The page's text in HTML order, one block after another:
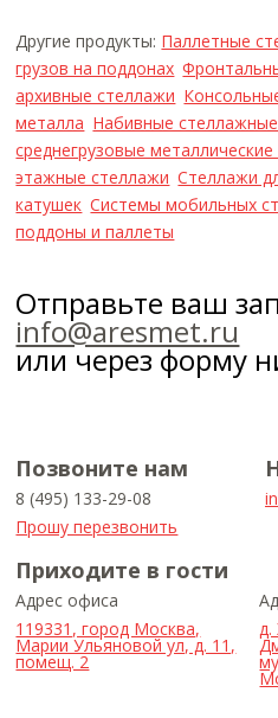
Другие продукты: Паллетные
грузов на поддонах
архивные стеллажи
металла Набивные
среднегрузовые
этажные стеллажи Стеллажи
катушек Системы мобильных
поддоны и паллеты
Отправьте ваш
info@aresmet.ru
или через форму
Позвоните нам
8 (495) 133-29-08
Прошу перезвонить
Приходите в гости
Адрес офиса
119331, город Москва,
Марии Ульяновой ул, д. 11,
помещ. 2